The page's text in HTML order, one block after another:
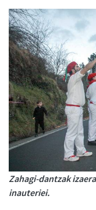
Zahagi-dantzak
inauteriei.